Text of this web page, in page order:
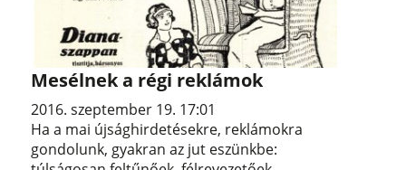
Mesélnek a régi reklámok
2016. szeptember 19. 17:01
Ha a mai újsághirdetésekre, reklámokra
gondolunk, gyakran az jut eszünkbe: